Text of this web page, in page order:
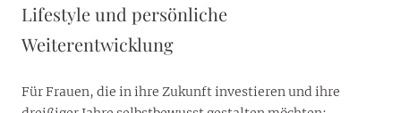
Lifestyle und persönliche
Weiterentwicklung
Für Frauen, die in ihre Zukunft investieren und ihre